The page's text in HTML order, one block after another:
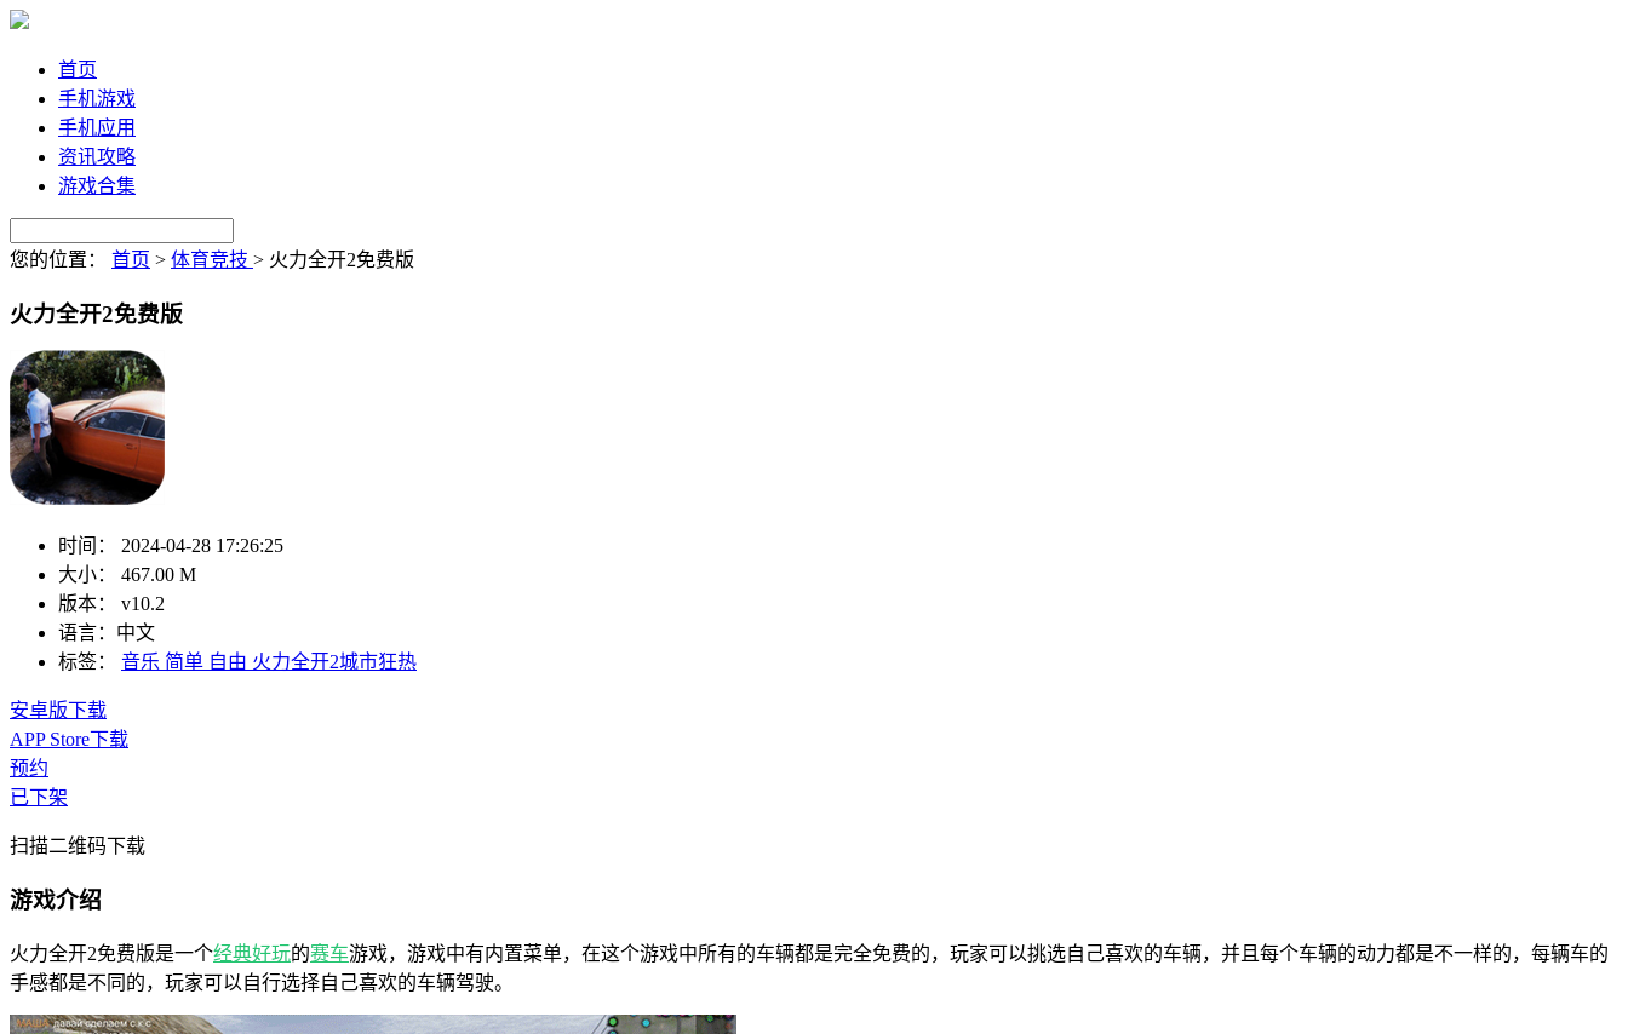
首页
手机游戏
手机应用
资讯攻略
游戏合集
您的位置： 首页 > 体育竞技 > 火力全开2免费版
火力全开2免费版
时间：
2024-04-28 17:26:25
大小：
467.00 M
版本：
v10.2
语言： 中文
标签：
音乐 简单 自由 火力全开2城市狂热
安卓版下载
APP Store下载
预约
已下架
扫描二维码下载
游戏介绍
火力全开2免费版是一个经典好玩的赛车游戏，游戏中有内置菜单，在这个游戏中所有的车辆都是完全免费的，玩家可以挑选自己喜欢的车辆，并且每个车辆的动力都是不一样的，每辆车的
手感都是不同的，玩家可以自行选择自己喜欢的车辆驾驶。